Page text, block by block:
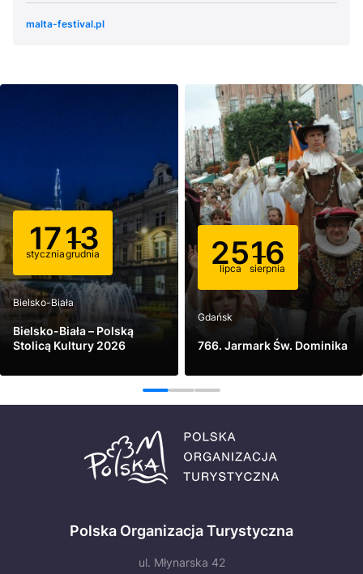
malta-festival.pl
17
stycznia 13
grudnia
Bielsko-Biała
Bielsko-Biała – Polską
Stolicą Kultury 2026
Zobacz
25
lipca 16
sierpnia
Gdańsk
766. Jarmark Św. Dominika
Zobacz
1 2 3
Polska Organizacja Turystyczna
ul. Młynarska 42